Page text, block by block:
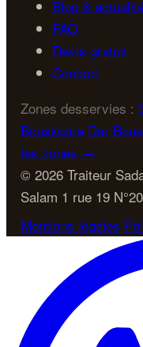
Blog &
FAQ
Devis gratuit
Contact
Zones desservies :
Bouskoura Dar
les zones →
© 2026 Traiteur
Salam 1 rue 19
Mentions légales